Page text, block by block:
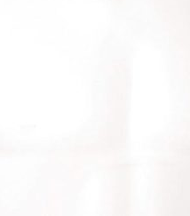
ОБУВЬ
ОБУВЬ